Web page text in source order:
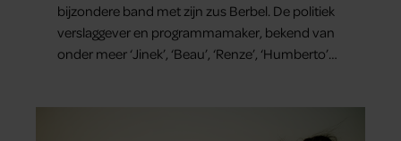
bijzondere band met zijn zus Berbel. De politiek
verslaggever en programmamaker, bekend van
onder meer ‘Jinek’, ‘Beau’, ‘Renze’, ‘Humberto’